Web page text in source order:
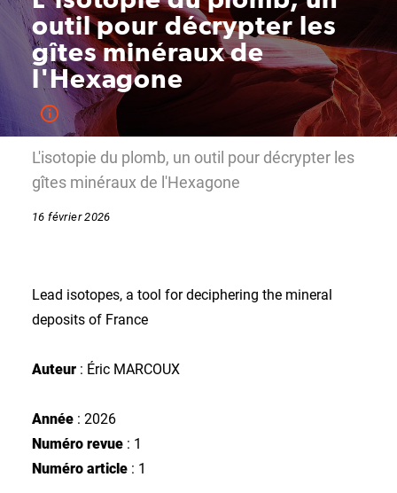
outil pour décrypter les
gîtes minéraux de
l'Hexagone
L'isotopie du plomb, un outil pour décrypter les
gîtes minéraux de l'Hexagone
16 février 2026
Lead isotopes, a tool for deciphering the mineral
deposits of France
Auteur : Éric MARCOUX
Année : 2026
Numéro revue : 1
Numéro article : 1